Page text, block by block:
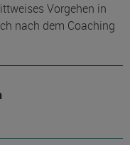
Vorgehen in
nach dem Coaching